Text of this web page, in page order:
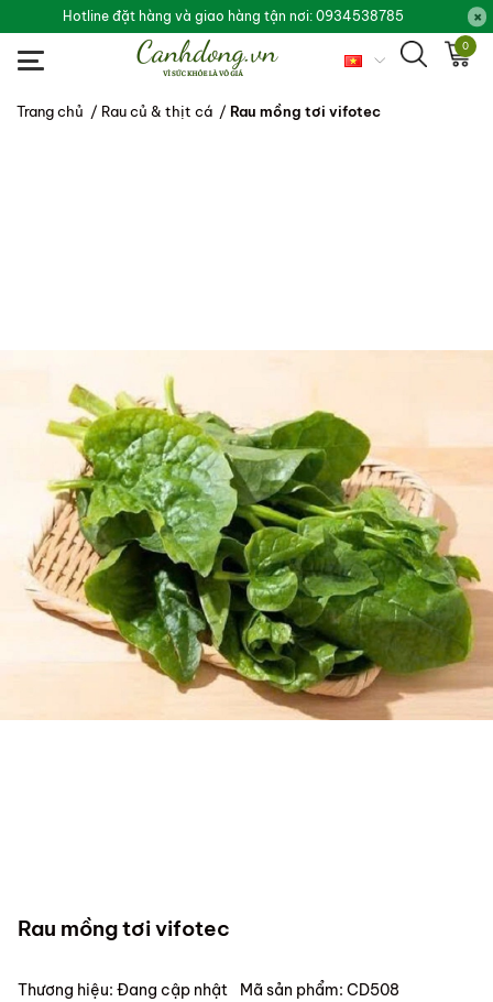
Hotline đặt hàng và giao hàng tận nơi: 0934538785
0
Trang chủ / Rau củ & thịt cá / Rau mồng tơi vifotec
Rau mồng tơi vifotec
Thương hiệu: Đang cập nhật Mã sản phẩm: CD508